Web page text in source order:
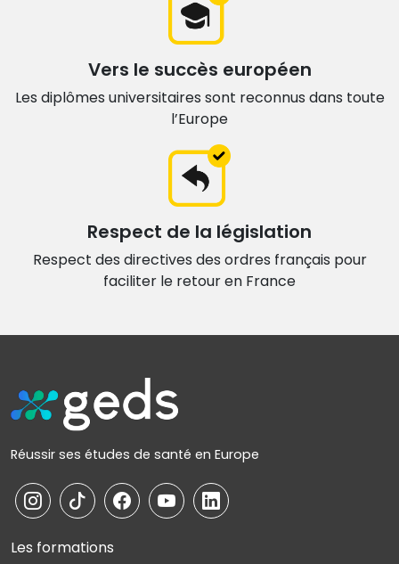
Vers le succès européen
Les diplômes universitaires sont reconnus dans toute
l’Europe
Respect de la législation
Respect des directives des ordres français pour
faciliter le retour en France
Réussir ses études de santé en Europe
Les formations